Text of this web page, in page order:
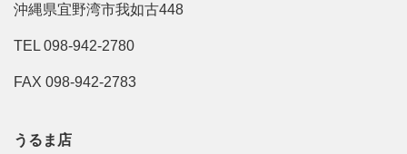
沖縄県宜野湾市我如古448
TEL 098-942-2780
FAX 098-942-2783
うるま店